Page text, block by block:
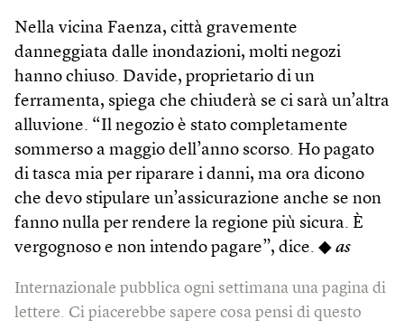
Nella vicina Faenza, città gravemente
danneggiata dalle inondazioni, molti negozi
hanno chiuso. Davide, proprietario di un
ferramenta, spiega che chiuderà se ci sarà un’altra
alluvione. “Il negozio è stato completamente
sommerso a maggio dell’anno scorso. Ho pagato
di tasca mia per riparare i danni, ma ora dicono
che devo stipulare un’assicurazione anche se non
fanno nulla per rendere la regione più sicura. È
vergognoso e non intendo pagare”, dice. ◆ as
Internazionale pubblica ogni settimana una pagina di
lettere. Ci piacerebbe sapere cosa pensi di questo